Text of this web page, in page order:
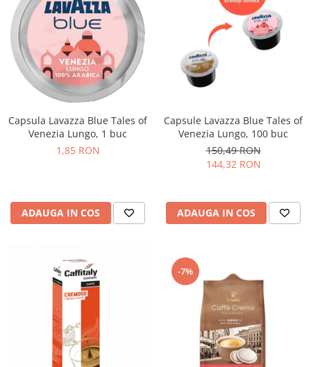
Lapte instant
Pliculete Zahar si Miere
Siropuri
Topping
Aparate SH
Promotii
Stabilizatoare tensiune
Piese schimb espressoare
Filtre
Capsula Lavazza Blue Tales of
Venezia Lungo, 1 buc
1,85 RON
ADAUGA IN COS
Capsule Lavazza Blue Tales of
Venezia Lungo, 100 buc
150,49 RON
144,32 RON
ADAUGA IN COS
-7%